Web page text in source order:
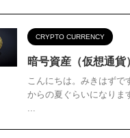
CRYPTO CURRENCY
暗号資産（仮想通貨
こんにちは。みきはず
からの夏ぐらいになりま